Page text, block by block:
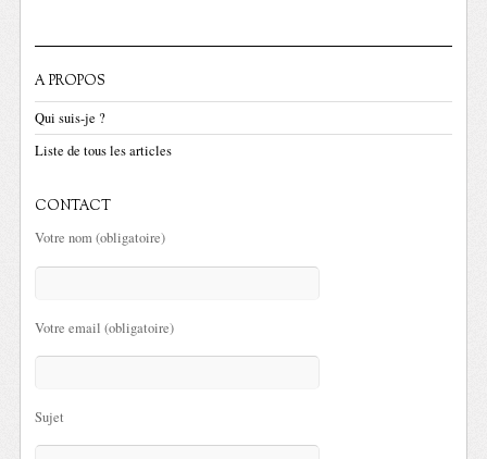
A PROPOS
Qui suis-je ?
Liste de tous les articles
CONTACT
Votre nom (obligatoire)
Votre email (obligatoire)
Sujet